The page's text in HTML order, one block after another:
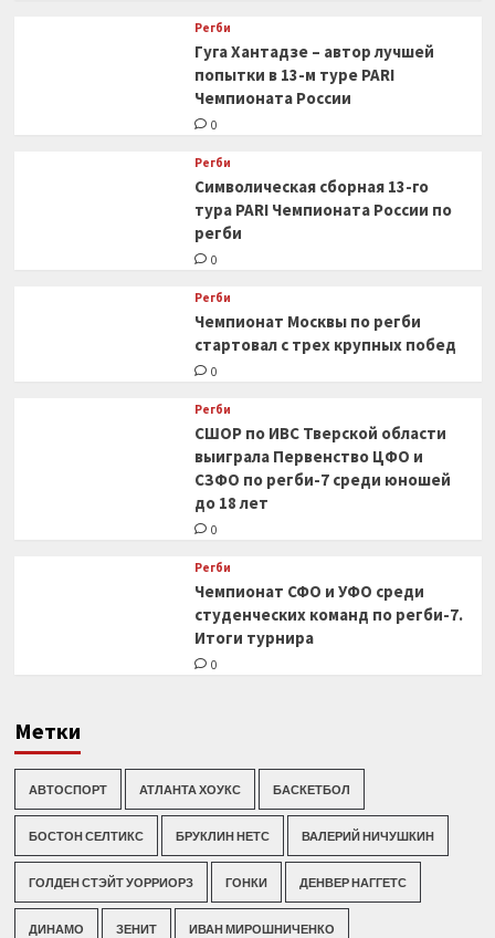
Регби
Гуга Хантадзе – автор лучшей
попытки в 13-м туре PARI
Чемпионата России
0
Регби
Символическая сборная 13-го
тура PARI Чемпионата России по
регби
0
Регби
Чемпионат Москвы по регби
стартовал с трех крупных побед
0
Регби
СШОР по ИВС Тверской области
выиграла Первенство ЦФО и
СЗФО по регби-7 среди юношей
до 18 лет
0
Регби
Чемпионат СФО и УФО среди
студенческих команд по регби-7.
Итоги турнира
0
Метки
АВТОСПОРТ АТЛАНТА ХОУКС БАСКЕТБОЛ
БОСТОН СЕЛТИКС БРУКЛИН НЕТС ВАЛЕРИЙ НИЧУШКИН
ГОЛДЕН СТЭЙТ УОРРИОРЗ ГОНКИ ДЕНВЕР НАГГЕТС
ДИНАМО ЗЕНИТ ИВАН МИРОШНИЧЕНКО